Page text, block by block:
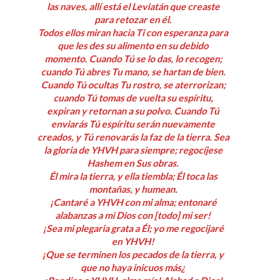
las naves, allí está el Leviatán que creaste
para retozar en él.
Todos ellos miran hacia Ti con esperanza para
que les des su alimento en su debido
momento. Cuando Tú se lo das, lo recogen;
cuando Tú abres Tu mano, se hartan de bien.
Cuando Tú ocultas Tu rostro, se aterrorizan;
cuando Tú tomas de vuelta su espíritu,
expiran y retornan a su polvo. Cuando Tú
enviarás Tú espíritu serán nuevamente
creados, y Tú renovarás la faz de la tierra. Sea
la gloria de YHVH para siempre; regocíjese
Hashem en Sus obras.
Él mira la tierra, y ella tiembla; Él toca las
montañas, y humean.
¡Cantaré a YHVH con mi alma; entonaré
alabanzas a mi Dios con [todo] mi ser!
¡Sea mi plegaria grata a Él; yo me regocijaré
en YHVH!
¡Que se terminen los pecados de la tierra, y
que no haya inicuos más¿